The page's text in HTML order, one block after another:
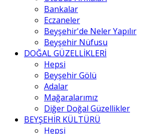
Bankalar
Eczaneler
Beyşehir'de Neler Yapılır
Beyşehir Nüfusu
DOĞAL GÜZELLİKLERİ
Hepsi
Beyşehir Gölü
Adalar
Mağaralarımız
Diğer Doğal Güzellikler
BEYŞEHİR KÜLTÜRÜ
Hepsi